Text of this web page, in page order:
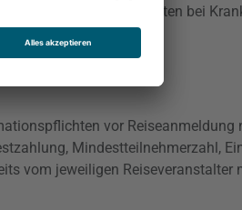
der Rückführungskosten bei
vor Reiseanmeldung
Mindestteilnehmerzahl,
vom jeweiligen Reiseveranstalter